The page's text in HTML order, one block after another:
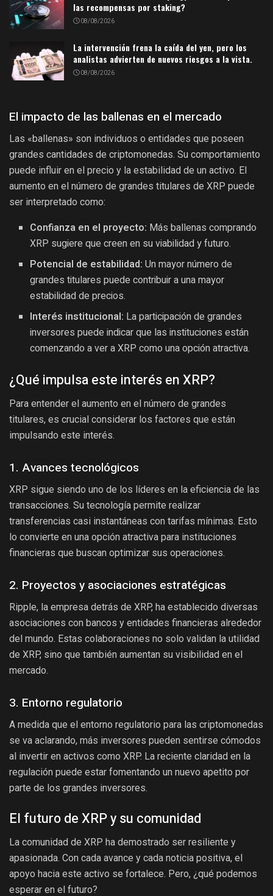
las recompensas por staking?
08/08/2026
La intervención frena la caída del yen, pero los
analistas advierten de nuevos riesgos a la vista.
08/08/2026
El impacto de las ballenas en el mercado
Las «ballenas» son individuos o entidades que poseen
grandes cantidades de criptomonedas. Su comportamiento
puede influir en el precio y la estabilidad de un activo. El
aumento en el número de grandes titulares de XRP puede
ser interpretado como:
Confianza en el proyecto: Más ballenas comprando
XRP sugiere que creen en su viabilidad y futuro.
Potencial de estabilidad: Un mayor número de
grandes titulares puede contribuir a una mayor
estabilidad de precios.
Interés institucional: La participación de grandes
inversores puede indicar que las instituciones están
comenzando a ver a XRP como una opción atractiva.
¿Qué impulsa este interés en XRP?
Para entender el aumento en el número de grandes
titulares, es crucial considerar los factores que están
impulsando este interés.
1. Avances tecnológicos
XRP sigue siendo uno de los líderes en la eficiencia de las
transacciones. Su tecnología permite realizar
transferencias casi instantáneas con tarifas mínimas. Esto
lo convierte en una opción atractiva para instituciones
financieras que buscan optimizar sus operaciones.
2. Proyectos y asociaciones estratégicas
Ripple, la empresa detrás de XRP, ha establecido diversas
asociaciones con bancos y entidades financieras alrededor
del mundo. Estas colaboraciones no solo validan la utilidad
de XRP, sino que también aumentan su visibilidad en el
mercado.
3. Entorno regulatorio
A medida que el entorno regulatorio para las criptomonedas
se va aclarando, más inversores pueden sentirse cómodos
al invertir en activos como XRP. La reciente claridad en la
regulación puede estar fomentando un nuevo apetito por
parte de los grandes inversores.
El futuro de XRP y su comunidad
La comunidad de XRP ha demostrado ser resiliente y
apasionada. Con cada avance y cada noticia positiva, el
apoyo hacia este activo se fortalece. Pero, ¿qué podemos
esperar en el futuro?